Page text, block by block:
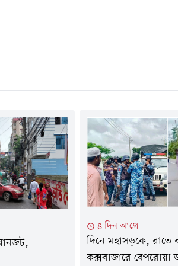
৪ দিন আগে
দিনে মহাসড়কে, রাতে
কক্সবাজারে বেপরোয়া